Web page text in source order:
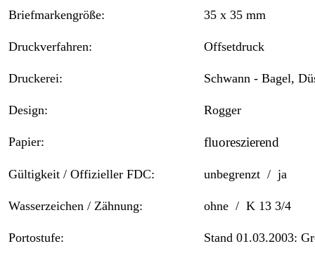
Briefmarkengröße: 35 x 35 mm
Druckverfahren: Offsetdruck
Druckerei: Schwann - Bagel,
Design: Rogger
Papier: fluoreszierend
Gültigkeit / Offizieller FDC: unbegrenzt / ja
Wasserzeichen / Zähnung: ohne / K 13 3/4
Portostufe:
Stand 01.03.2003: